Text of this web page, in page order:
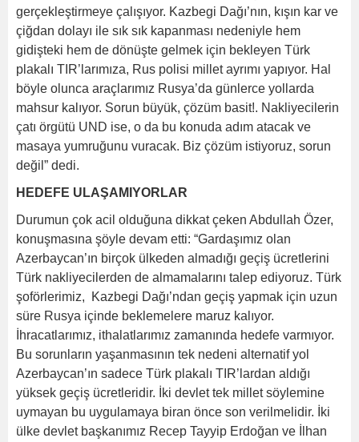
gerçekleştirmeye çalışıyor. Kazbegi Dağı’nın, kışın kar ve
çiğdan dolayı ile sık sık kapanması nedeniyle hem
gidişteki hem de dönüşte gelmek için bekleyen Türk
plakalı TIR’larımıza, Rus polisi millet ayrımı yapıyor. Hal
böyle olunca araçlarımız Rusya’da günlerce yollarda
mahsur kalıyor. Sorun büyük, çözüm basit!. Nakliyecilerin
çatı örgütü UND ise, o da bu konuda adım atacak ve
masaya yumruğunu vuracak. Biz çözüm istiyoruz, sorun
değil” dedi.
HEDEFE ULAŞAMIYORLAR
Durumun çok acil olduğuna dikkat çeken Abdullah Özer,
konuşmasına şöyle devam etti: “Gardaşımız olan
Azerbaycan’ın birçok ülkeden almadığı geçiş ücretlerini
Türk nakliyecilerden de almamalarını talep ediyoruz. Türk
şoförlerimiz, Kazbegi Dağı’ndan geçiş yapmak için uzun
süre Rusya içinde beklemelere maruz kalıyor.
İhracatlarımız, ithalatlarımız zamanında hedefe varmıyor.
Bu sorunların yaşanmasının tek nedeni alternatif yol
Azerbaycan’ın sadece Türk plakalı TIR’lardan aldığı
yüksek geçiş ücretleridir. İki devlet tek millet söylemine
uymayan bu uygulamaya biran önce son verilmelidir. İki
ülke devlet başkanımız Recep Tayyip Erdoğan ve İlhan